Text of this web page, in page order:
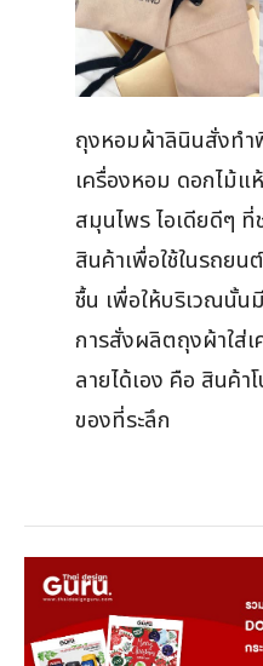
ถุงหอมผ้าลินินสั่งทำ
เครื่องหอม ดอกไม้แ
สมุนไพร ไอเดียดีๆ
สินค้าเพื่อใช้ในรถยน
ชื้น เพื่อให้บริเวณนั้
การสั่งผลิตถุงผ้าใส่
ลายได้เอง คือ สินค้
ของที่ระลึก